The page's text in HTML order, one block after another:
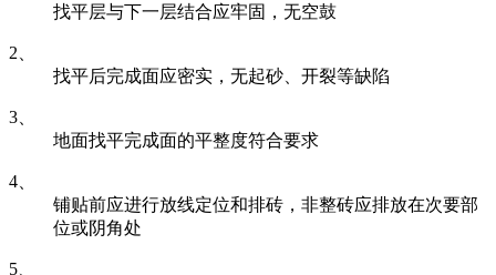
找平层与下一层结合应牢固，无空鼓
2、
找平后完成面应密实，无起砂、开裂等缺陷
3、
地面找平完成面的平整度符合要求
4、
铺贴前应进行放线定位和排砖，非整砖应排放在次要部
位或阴角处
5、